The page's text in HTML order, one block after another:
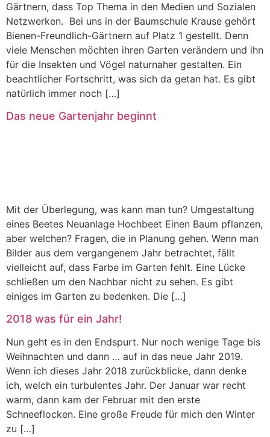
Gärtnern, dass Top Thema in den Medien und Sozialen
Netzwerken. Bei uns in der Baumschule Krause gehört
Bienen-Freundlich-Gärtnern auf Platz 1 gestellt. Denn
viele Menschen möchten ihren Garten verändern und ihn
für die Insekten und Vögel naturnaher gestalten. Ein
beachtlicher Fortschritt, was sich da getan hat. Es gibt
natürlich immer noch […]
Das neue Gartenjahr beginnt
Mit der Überlegung, was kann man tun? Umgestaltung
eines Beetes Neuanlage Hochbeet Einen Baum pflanzen,
aber welchen? Fragen, die in Planung gehen. Wenn man
Bilder aus dem vergangenem Jahr betrachtet, fällt
vielleicht auf, dass Farbe im Garten fehlt. Eine Lücke
schließen um den Nachbar nicht zu sehen. Es gibt
einiges im Garten zu bedenken. Die […]
2018 was für ein Jahr!
Nun geht es in den Endspurt. Nur noch wenige Tage bis
Weihnachten und dann … auf in das neue Jahr 2019.
Wenn ich dieses Jahr 2018 zurückblicke, dann denke
ich, welch ein turbulentes Jahr. Der Januar war recht
warm, dann kam der Februar mit den erste
Schneeflocken. Eine große Freude für mich den Winter
zu […]